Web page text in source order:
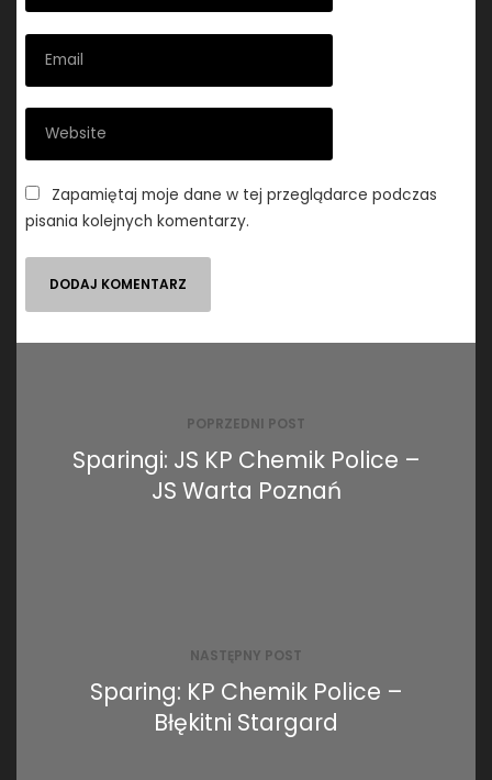
Zapamiętaj moje dane w tej przeglądarce podczas
pisania kolejnych komentarzy.
POPRZEDNI POST
Sparingi: JS KP Chemik Police –
JS Warta Poznań
NASTĘPNY POST
Sparing: KP Chemik Police –
Błękitni Stargard